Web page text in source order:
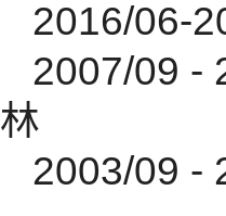
2016/06-
2007/09 -
林
2003/09 -